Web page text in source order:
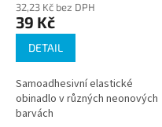
32,23 Kč bez DPH
39 Kč
DETAIL
Samoadhesivní elastické
obinadlo v různých neonových
barvách